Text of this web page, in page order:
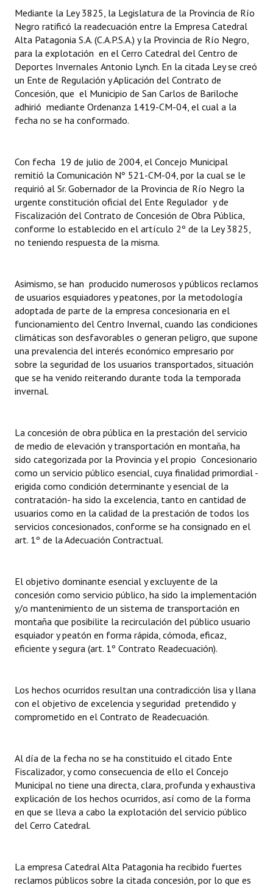
Mediante la Ley 3825, la Legislatura de la Provincia de Río
Negro ratificó la readecuación entre la Empresa Catedral
Alta Patagonia S.A. (C.A.P.S.A.) y la Provincia de Río Negro,
para la explotación en el Cerro Catedral del Centro de
Deportes Invernales Antonio Lynch. En la citada Ley se creó
un Ente de Regulación y Aplicación del Contrato de
Concesión, que el Municipio de San Carlos de Bariloche
adhirió mediante Ordenanza 1419-CM-04, el cual a la
fecha no se ha conformado.
Con fecha 19 de julio de 2004, el Concejo Municipal
remitió la Comunicación Nº 521-CM-04, por la cual se le
requirió al Sr. Gobernador de la Provincia de Río Negro la
urgente constitución oficial del Ente Regulador y de
Fiscalización del Contrato de Concesión de Obra Pública,
conforme lo establecido en el artículo 2º de la Ley 3825,
no teniendo respuesta de la misma.
Asimismo, se han producido numerosos y públicos reclamos
de usuarios esquiadores y peatones, por la metodología
adoptada de parte de la empresa concesionaria en el
funcionamiento del Centro Invernal, cuando las condiciones
climáticas son desfavorables o generan peligro, que supone
una prevalencia del interés económico empresario por
sobre la seguridad de los usuarios transportados, situación
que se ha venido reiterando durante toda la temporada
invernal.
La concesión de obra pública en la prestación del servicio
de medio de elevación y transportación en montaña, ha
sido categorizada por la Provincia y el propio Concesionario
como un servicio público esencial, cuya finalidad primordial -
erigida como condición determinante y esencial de la
contratación- ha sido la excelencia, tanto en cantidad de
usuarios como en la calidad de la prestación de todos los
servicios concesionados, conforme se ha consignado en el
art. 1º de la Adecuación Contractual.
El objetivo dominante esencial y excluyente de la
concesión como servicio público, ha sido la implementación
y/o mantenimiento de un sistema de transportación en
montaña que posibilite la recirculación del público usuario
esquiador y peatón en forma rápida, cómoda, eficaz,
eficiente y segura (art. 1º Contrato Readecuación).
Los hechos ocurridos resultan una contradicción lisa y llana
con el objetivo de excelencia y seguridad pretendido y
comprometido en el Contrato de Readecuación.
Al día de la fecha no se ha constituido el citado Ente
Fiscalizador, y como consecuencia de ello el Concejo
Municipal no tiene una directa, clara, profunda y exhaustiva
explicación de los hechos ocurridos, así como de la forma
en que se lleva a cabo la explotación del servicio público
del Cerro Catedral.
La empresa Catedral Alta Patagonia ha recibido fuertes
reclamos públicos sobre la citada concesión, por lo que es